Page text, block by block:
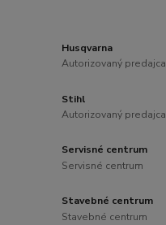
Husqvarna
Autorizovaný predajca
Stihl
Autorizovaný predajca
Servisné centrum
Servisné centrum
Stavebné centrum
Stavebné centrum